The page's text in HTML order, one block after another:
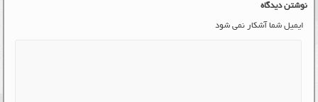
نوشتن دیدگاه
ایمیل شما آشکار نمی شود